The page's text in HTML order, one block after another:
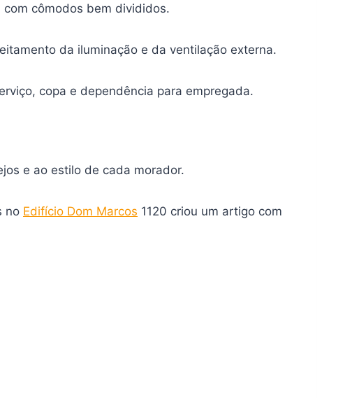
cômodos bem divididos.
da iluminação e da ventilação externa.
copa e dependência para empregada.
e ao estilo de cada morador.
no Edifício Dom Marcos 1120 criou um artigo com